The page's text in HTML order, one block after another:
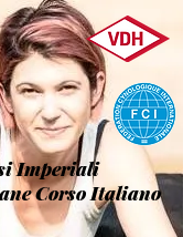
Imperiali
Italiano